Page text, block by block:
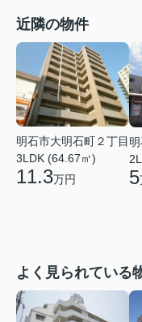
近隣の物件
明石市大明石町２丁目
3LDK (64.67㎡)
11.3万円 5
よく見られている